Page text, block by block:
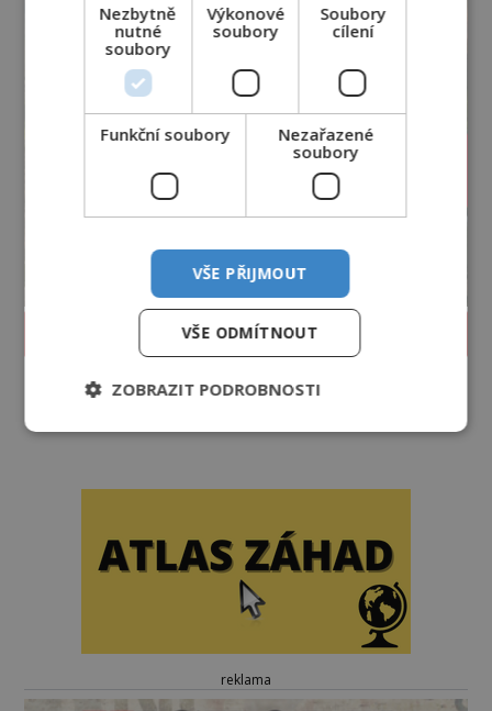
PROLISTOVAT ČASOPIS
reklama
Nezbytně
nutné
soubory
Výkonové
soubory
Soubory
cílení
Funkční soubory
Nezařazené
soubory
VŠE PŘIJMOUT
VŠE ODMÍTNOUT
ZOBRAZIT PODROBNOSTI